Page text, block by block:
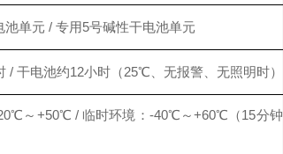
池单元 / 专用5号碱性干电池单元
/ 干电池约12小时（25℃、无报警、无照明时）
～+50℃ / 临时环境：-40℃～+60℃（15分钟